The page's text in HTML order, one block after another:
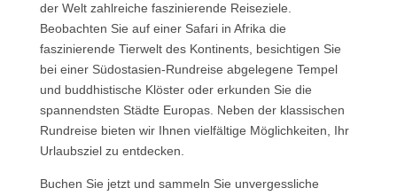
der Welt zahlreiche faszinierende Reiseziele.
Beobachten Sie auf einer Safari in Afrika die
faszinierende Tierwelt des Kontinents, besichtigen Sie
bei einer Südostasien-Rundreise abgelegene Tempel
und buddhistische Klöster oder erkunden Sie die
spannendsten Städte Europas. Neben der klassischen
Rundreise bieten wir Ihnen vielfältige Möglichkeiten, Ihr
Urlaubsziel zu entdecken.
Buchen Sie jetzt und sammeln Sie unvergessliche